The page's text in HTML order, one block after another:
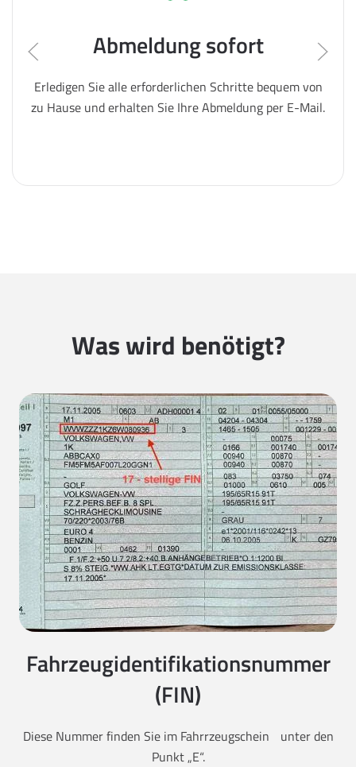
Abmeldung sofort
Erledigen Sie alle erforderlichen Schritte bequem von
zu Hause und erhalten Sie Ihre Abmeldung per E-Mail.
Was wird benötigt?
Fahrzeugidentifikationsnummer
(FIN)
Diese Nummer finden Sie im Fahrrzeugschein unter den
Punkt „E“.